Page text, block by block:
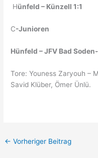
Hünfeld – Künzell 1:1
C-Junioren
Hünfeld – JFV Bad
Tore: Youness Zaryouh –
Savid Klüber, Ömer Ünlü.
← Vorheriger Beitrag